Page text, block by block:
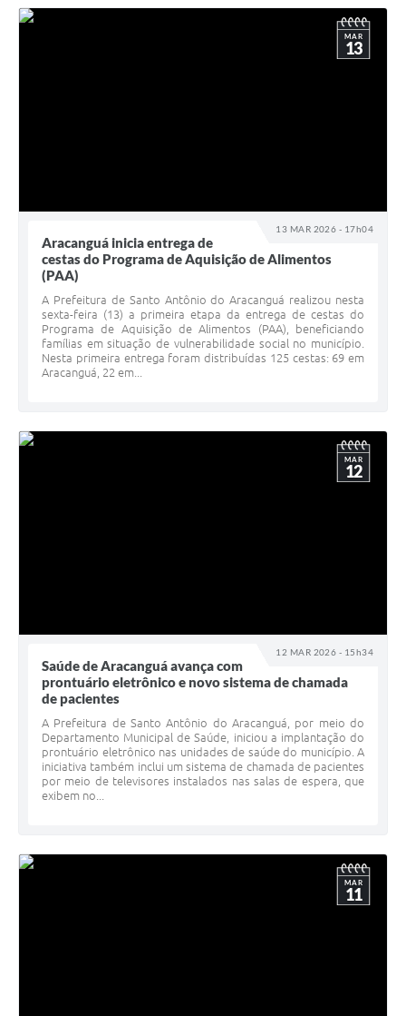
13 MAR 2026 - 17h04
MAR
13
Aracanguá inicia entrega de
cestas do Programa de Aquisição de Alimentos
(PAA)
A Prefeitura de Santo Antônio do Aracanguá realizou nesta
sexta-feira (13) a primeira etapa da entrega de cestas do
Programa de Aquisição de Alimentos (PAA), beneficiando
famílias em situação de vulnerabilidade social no município.
Nesta primeira entrega foram distribuídas 125 cestas: 69 em
Aracanguá, 22 em...
12 MAR 2026 - 15h34
MAR
12
Saúde de Aracanguá avança com
prontuário eletrônico e novo sistema de chamada
de pacientes
A Prefeitura de Santo Antônio do Aracanguá, por meio do
Departamento Municipal de Saúde, iniciou a implantação do
prontuário eletrônico nas unidades de saúde do município. A
iniciativa também inclui um sistema de chamada de pacientes
por meio de televisores instalados nas salas de espera, que
exibem no...
MAR
11